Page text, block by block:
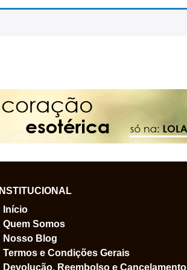
INSTITUCIONAL
Início
Quem Somos
Nosso Blog
Termos e Condições Gerais
Devolução, Reembolso e Cancelamento